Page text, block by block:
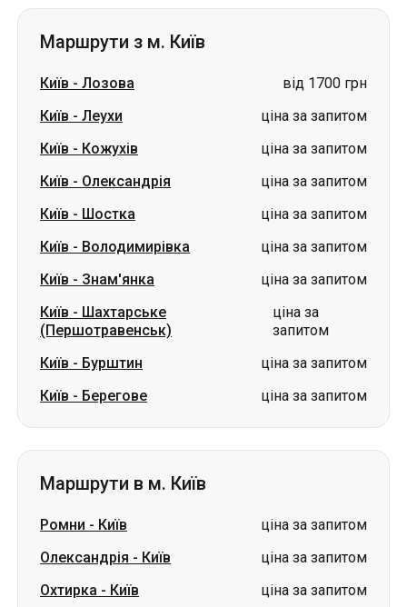
Маршрути з м. Київ
Київ - Лозова
від 1700 грн
Київ - Леухи
ціна за запитом
Київ - Кожухів
ціна за запитом
Київ - Олександрія
ціна за запитом
Київ - Шостка
ціна за запитом
Київ - Володимирівка
ціна за запитом
Київ - Знам'янка
ціна за запитом
Київ - Шахтарське
(Першотравенськ)
ціна за
запитом
Київ - Бурштин
ціна за запитом
Київ - Берегове ціна за запитом
Маршрути в м. Київ
Ромни - Київ
ціна за запитом
Олександрія - Київ
ціна за запитом
Охтирка - Київ
ціна за запитом